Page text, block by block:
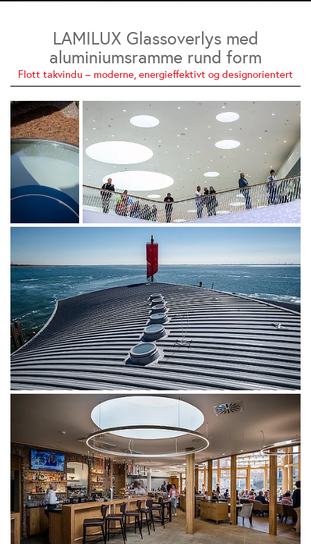
LAMILUX Glassoverlys med
aluminiumsramme rund form
Flott takvindu – moderne, energieffektivt og designorientert